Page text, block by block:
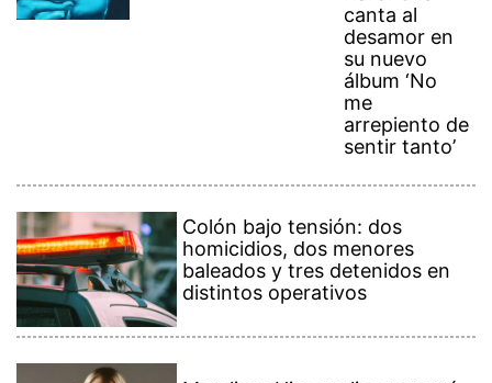
canta al
desamor en
su nuevo
álbum ‘No
me
arrepiento de
sentir tanto’
Colón bajo tensión: dos
homicidios, dos menores
baleados y tres detenidos en
distintos operativos